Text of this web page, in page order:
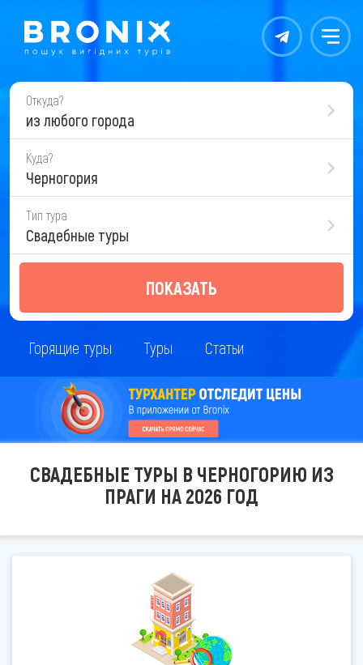
Контакты Меню
Откуда?
из любого города
Куда?
Черногория
Тип тура
Свадебные туры
ПОКАЗАТЬ
Горящие туры Туры Статьи
СВАДЕБНЫЕ ТУРЫ В ЧЕРНОГОРИЮ ИЗ
ПРАГИ НА 2026 ГОД